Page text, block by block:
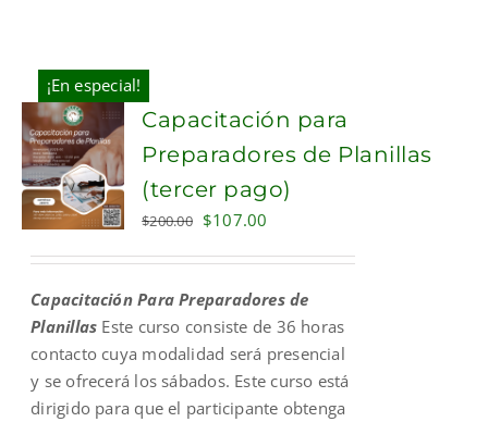
¡En especial!
ADD TO
CART
Capacitación para
Preparadores de Planillas
(tercer pago)
$200.00 Original
$200.00.
$107.00
$107.00.
Capacitación Para Preparadores de
Planillas Este curso consiste de 36 horas
contacto cuya modalidad será presencial
y se ofrecerá los sábados. Este curso está
dirigido para que el participante obtenga